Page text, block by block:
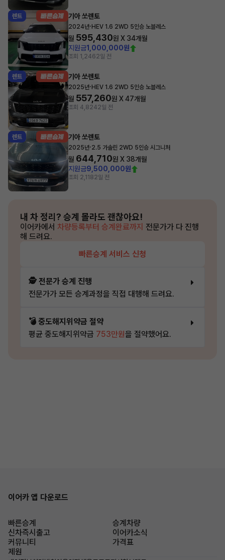
렌트 기아 쏘렌토
2024년· HEV 1.6 2WD 5인승 노블레스
월 595,430원 X 34개월
지원금1,000,000원
조회 1,2462일 전
렌트 기아 쏘렌토
2025년· HEV 1.6 2WD 5인승 노블레스
월 557,260원 X47개월
조회 4,8242일 전
렌트 기아 쏘렌토
2025년·2.5 가솔린 2WD 5인승 시그니처
월 644,710원 X 38개월
지원금9,500,000원
조회 2,1182일 전
내 차 정리? 승계 몰라도 괜찮아요!
이어카에서 차량등록부터 승계완료까지 전문가가 다 진행
해 드려요.
빠른승계 서비스 신청
🕵️ 전문가 승계 진행
전문가가 모든 승계과정을 직접 대행해 드려요.
💣 중도해지위약금 절약
평균 중도해지위약금 753만원을 절약했어요.
이어카 앱 다운로드
빠른승계
승계차량
신차즉시출고
이어카소식
커뮤니티
가격표
제원